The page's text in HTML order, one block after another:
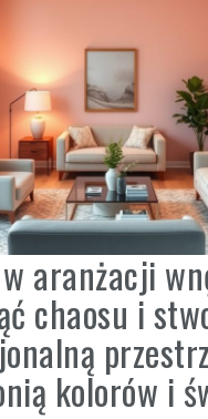
w aranżacji
chaosu i
kolorów i